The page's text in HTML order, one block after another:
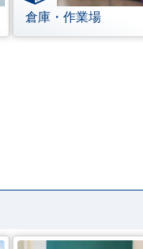
倉庫・作業場